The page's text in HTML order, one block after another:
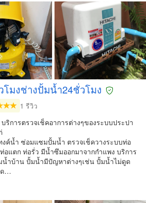
โมงช่างปั้มน้ำ24ชั่วโมง
1 รีวิว
ริการตรวจเช็คอาการต่างๆของระบบประปา
ค์น้ำ ซ่อมแซมปั้มน้ำ ตรวจเช็ควางระบบท่อ
แตก ท่อรั่ว มีน้ำซึมออกมาจากกำแพง บริการ
ำบ้าน ปั้มน้ำมีปัญหาต่างๆเช่น ปั้มน้ำไม่ดูด
ด…